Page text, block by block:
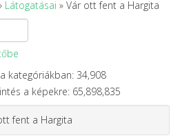
Látogatásai » Vár ott fent a Hargita
kategóriákban: 34,908
a képekre: 65,898,835
fent a Hargita